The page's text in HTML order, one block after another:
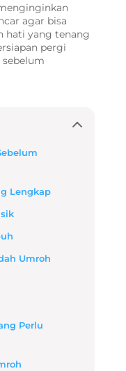
agar bisa
hati yang tenang
pergi
Lengkap
Umroh
Perlu